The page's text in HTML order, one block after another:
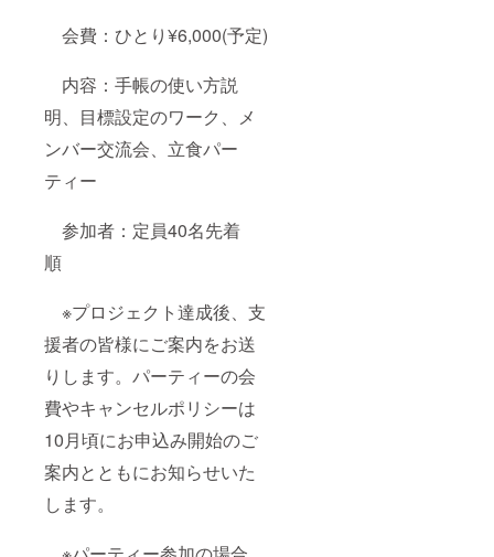
会費：ひとり¥6,000(予定)
内容：手帳の使い方説
明、目標設定のワーク、メ
ンバー交流会、立食パー
ティー
参加者：定員40名先着
順
※プロジェクト達成後、支
援者の皆様にご案内をお送
りします。パーティーの会
費やキャンセルポリシーは
10月頃にお申込み開始のご
案内とともにお知らせいた
します。